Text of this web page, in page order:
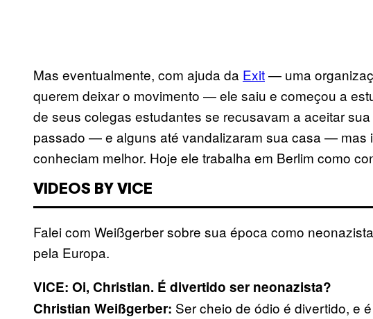
Mas eventualmente, com ajuda da Exit— uma
querem deixar o movimento — ele saiu e começou a
de seus colegas estudantes se recusavam a aceitar
passado — e alguns até vandalizaram sua casa — mas
conheciam melhor. Hoje ele trabalha em Berlim como
VIDEOS BY VICE
Falei com Weißgerber sobre sua época como
pela Europa.
VICE: Oi, Christian. É divertido ser neonazista?
Christian Weißgerber: Ser cheio de ódio é divertido, e